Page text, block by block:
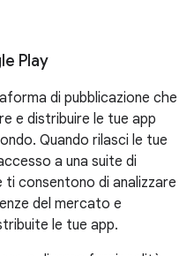
Play
di pubblicazione che
e distribuire le tue app
Quando rilasci le tue
a una suite di
consentono di analizzare
del mercato e
le tue app.